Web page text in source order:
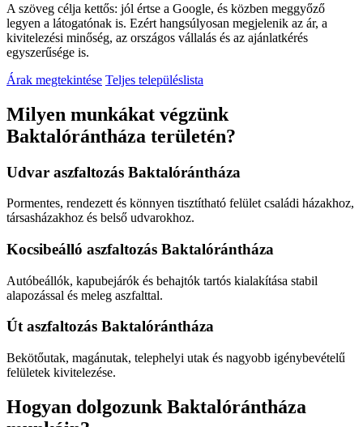
A szöveg célja kettős: jól értse a Google, és közben meggyőző
legyen a látogatónak is. Ezért hangsúlyosan megjelenik az ár, a
kivitelezési minőség, az országos vállalás és az ajánlatkérés
egyszerűsége is.
Árak megtekintése Teljes településlista
Milyen munkákat végzünk
Baktalórántháza területén?
Udvar aszfaltozás Baktalórántháza
Pormentes, rendezett és könnyen tisztítható felület családi házakhoz,
társasházakhoz és belső udvarokhoz.
Kocsibeálló aszfaltozás Baktalórántháza
Autóbeállók, kapubejárók és behajtók tartós kialakítása stabil
alapozással és meleg aszfalttal.
Út aszfaltozás Baktalórántháza
Bekötőutak, magánutak, telephelyi utak és nagyobb igénybevételű
felületek kivitelezése.
Hogyan dolgozunk Baktalórántháza